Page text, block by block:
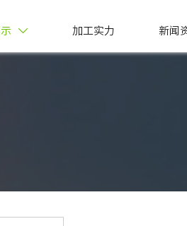
 加工实力 新闻